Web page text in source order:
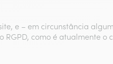
e – em circunstância
como é atualmente o